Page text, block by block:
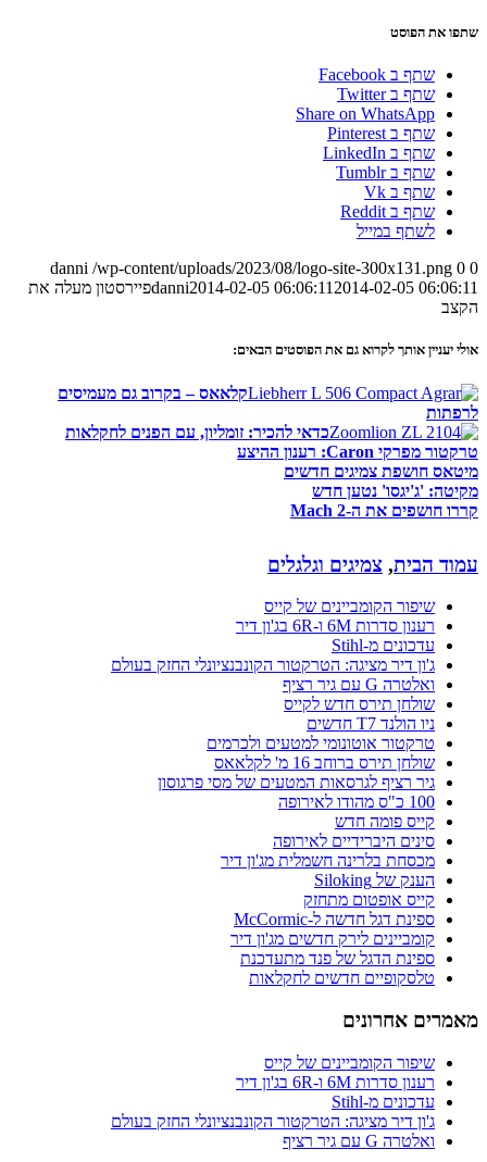
שתפו את הפוסט
שתף ב Facebook
שתף ב Twitter
Share on WhatsApp
שתף ב Pinterest
שתף ב LinkedIn
שתף ב Tumblr
שתף ב Vk
שתף ב Reddit
לשתף במייל
0
0
danni /wp-content/uploads/2023/08/logo-site-300x131.png
danni2014-02-05 06:06:11 2014-02-05 06:06:11
פיירסטון מעלה את
הקצב
אולי יעניין אותך לקרוא גם את הפוסטים הבאים:
קלאאס – בקרוב גם מעמיסים
לרפתות
כדאי להכיר: זומליון, עם הפנים לחקלאות
טרקטור מפרקי Caron: רענון ההיצע
מיטאס חושפת צמיגים חדשים
מקיטה: 'ג'יגסו' נטען חדש
קררו חושפים את ה-Mach 2
עמוד הבית, צמיגים וגלגלים
שיפור הקומביינים של קייס
רענון סדרות 6M ו-6R בג'ון דיר
עדכונים מ-Stihl
ג'ון דיר מציגה: הטרקטור הקונבנציונלי החזק בעולם
ואלטרה G עם גיר רציף
שולחן תירס חדש לקייס
ניו הולנד T7 חדשים
טרקטור אוטונומי למטעים ולכרמים
שולחן תירס ברוחב 16 מ' לקלאאס
גיר רציף לגרסאות המטעים של מסי פרגוסון
100 כ"ס מהודו לאירופה
קייס פומה חדש
סינים היברידיים לאירופה
מכסחת בלרינה חשמלית מג'ון דיר
הענק של Siloking
קייס אופטום מתחזק
ספינת דגל חדשה ל-McCormic
קומביינים לירק חדשים מג'ון דיר
ספינת הדגל של פנד מתעדכנת
טלסקופיים חדשים לחקלאות
מאמרים אחרונים
שיפור הקומביינים של קייס
רענון סדרות 6M ו-6R בג'ון דיר
עדכונים מ-Stihl
ג'ון דיר מציגה: הטרקטור הקונבנציונלי החזק בעולם
ואלטרה G עם גיר רציף